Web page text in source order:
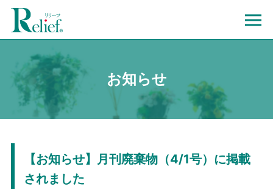
お知らせ
【お知らせ】月刊廃棄物（4/1号）に掲載
されました